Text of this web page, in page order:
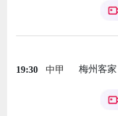
19:30 中甲 梅州客家